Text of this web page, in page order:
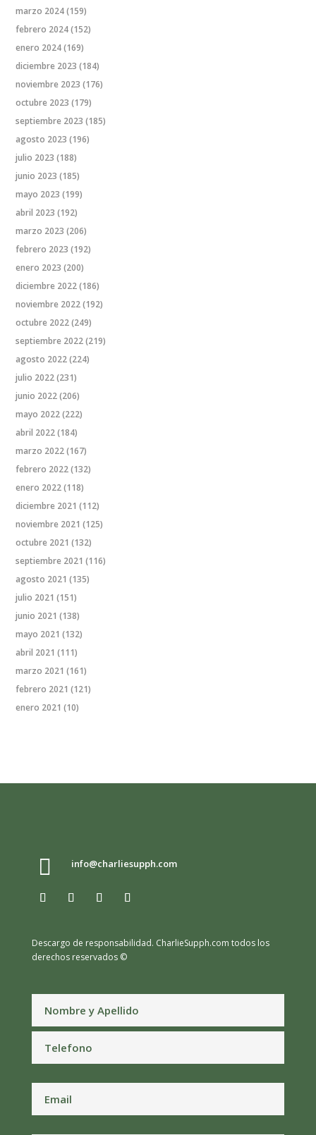
marzo 2024(159)
febrero 2024(152)
enero 2024(169)
diciembre 2023 (184)
noviembre 2023 (176)
octubre 2023 (179)
septiembre 2023 (185)
agosto 2023 (196)
julio 2023 (188)
junio 2023 (185)
mayo 2023 (199)
abril 2023 (192)
marzo 2023 (206)
febrero 2023 (192)
enero 2023 (200)
diciembre 2022(186)
noviembre 2022(192)
octubre 2022(249)
septiembre 2022(219)
agosto 2022(224)
julio 2022(231)
junio 2022(206)
mayo 2022(222)
abril 2022(184)
marzo 2022(167)
febrero 2022(132)
enero 2022(118)
diciembre 2021 (112)
noviembre 2021 (125)
octubre 2021 (132)
septiembre 2021 (116)
agosto 2021 (135)
julio 2021 (151)
junio 2021 (138)
mayo 2021 (132)
abril 2021 (111)
marzo 2021 (161)
febrero 2021 (121)
enero 2021 (10)
 info@charliesupph.com
Descargo de responsabilidad. CharlieSupph.com todos los
derechos reservados ©